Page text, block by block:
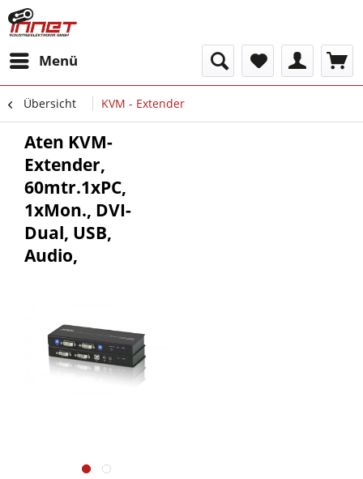
Menü
Übersicht KVM - Extender
Aten KVM-
Extender,
60mtr.1xPC,
1xMon., DVI-
Dual, USB,
Audio,